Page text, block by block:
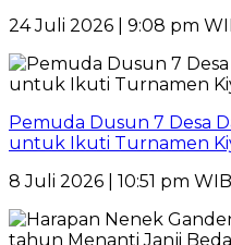
24 Juli 2026 | 9:08 pm
Pemuda Dusun 7 Desa
untuk Ikuti Turnamen
8 Juli 2026 | 10:51 pm WIB